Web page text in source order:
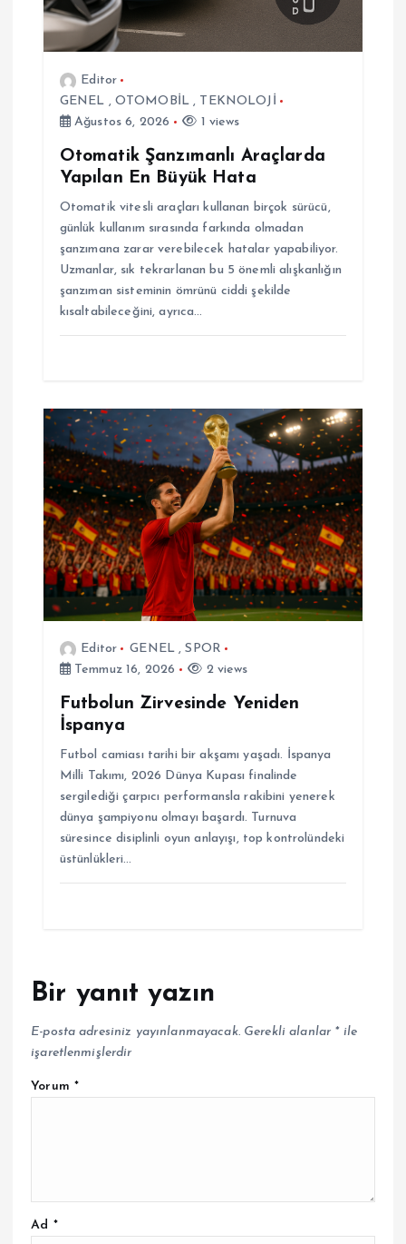
Editor
GENEL , OTOMOBİL , TEKNOLOJİ
Ağustos 6, 2026
1 views
Otomatik Şanzımanlı Araçlarda
Yapılan En Büyük Hata
Otomatik vitesli araçları kullanan birçok sürücü,
günlük kullanım sırasında farkında olmadan
şanzımana zarar verebilecek hatalar yapabiliyor.
Uzmanlar, sık tekrarlanan bu 5 önemli alışkanlığın
şanzıman sisteminin ömrünü ciddi şekilde
kısaltabileceğini, ayrıca…
Editor GENEL,SPOR
Temmuz 16, 2026
2 views
Futbolun Zirvesinde Yeniden
İspanya
Futbol camiası tarihi bir akşamı yaşadı. İspanya
Milli Takımı, 2026 Dünya Kupası finalinde
sergilediği çarpıcı performansla rakibini yenerek
dünya şampiyonu olmayı başardı. Turnuva
süresince disiplinli oyun anlayışı, top kontrolündeki
üstünlükleri…
Bir yanıt yazın
E-posta adresiniz yayınlanmayacak. Gerekli alanlar *ile
işaretlenmişlerdir
Yorum *
Ad *